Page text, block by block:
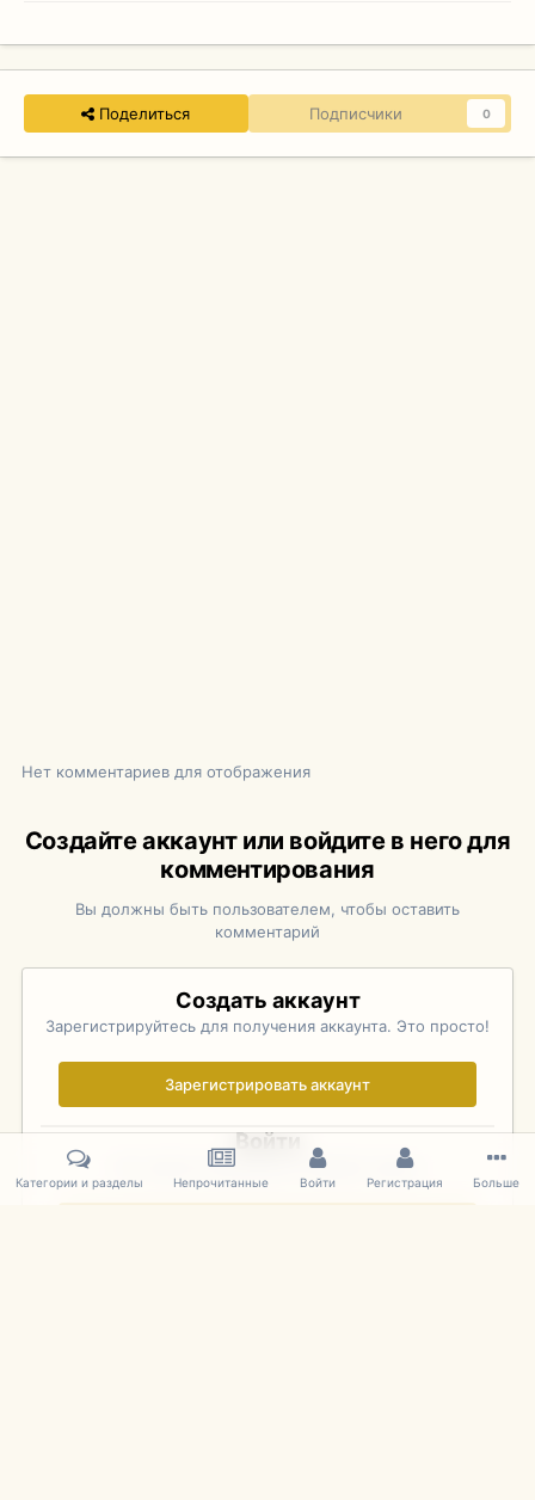
Поделиться Подписчики 0
Нет комментариев для отображения
Создайте аккаунт или войдите в него для
комментирования
Вы должны быть пользователем, чтобы оставить
комментарий
Создать аккаунт
Зарегистрируйтесь для получения аккаунта. Это просто!
Зарегистрировать аккаунт
Войти
Уже зарегистрированы? Войдите здесь.
Категории и разделы Непрочитанные Войти Регистрация Больше